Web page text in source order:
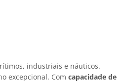
industriais e náuticos.
excepcional. Com capacidade de